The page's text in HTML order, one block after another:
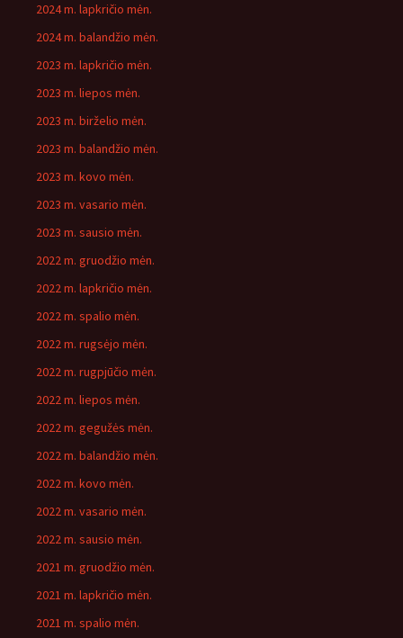
2024 m. lapkričio mėn.
2024 m. balandžio mėn.
2023 m. lapkričio mėn.
2023 m. liepos mėn.
2023 m. birželio mėn.
2023 m. balandžio mėn.
2023 m. kovo mėn.
2023 m. vasario mėn.
2023 m. sausio mėn.
2022 m. gruodžio mėn.
2022 m. lapkričio mėn.
2022 m. spalio mėn.
2022 m. rugsėjo mėn.
2022 m. rugpjūčio mėn.
2022 m. liepos mėn.
2022 m. gegužės mėn.
2022 m. balandžio mėn.
2022 m. kovo mėn.
2022 m. vasario mėn.
2022 m. sausio mėn.
2021 m. gruodžio mėn.
2021 m. lapkričio mėn.
2021 m. spalio mėn.